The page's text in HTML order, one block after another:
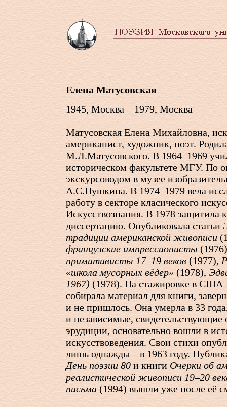
Елена Матусовская
1945, Москва – 1979, Москва
Матусовская Елена Михайловна,
американист, художник, поэт.
М.Л.Матусовского. В 1964–1969
историческом факультете МГУ. По
экскурсоводом в музее
А.С.Пушкина. В 1974–1979 вела
работу в секторе класического
Искусствознания. В 1978 защитила
диссертацию. Опубликовала статьи
традиции американской живописи
французские импрессионисты
примитивисты 17–19 веков (1977),
«школа мусорных вёдер» (1978),
1967) (1978). На стажировке в США
собирала материал для книги,
и не пришлось. Она умерла в 33
и независимые, свидетельствующие
эрудиции, основательно вошли в
искусствоведения. Свои стихи
лишь однажды – в 1963 году.
День поэзии 80 и книги Очерки об
реалистической живописи 19–20
письма (1994) вышли уже после её